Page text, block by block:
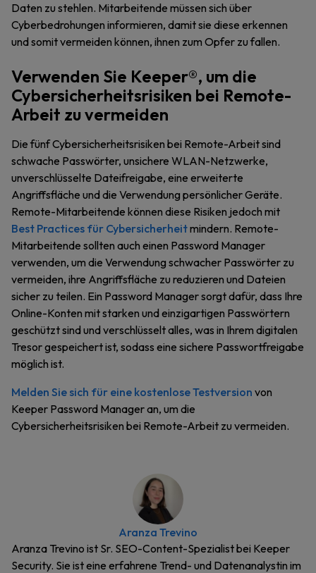
Daten zu stehlen. Mitarbeitende müssen sich über
Cyberbedrohungen informieren, damit sie diese erkennen
und somit vermeiden können, ihnen zum Opfer zu fallen.
Verwenden Sie Keeper®, um die
Cybersicherheitsrisiken bei Remote-
Arbeit zu vermeiden
Die fünf Cybersicherheitsrisiken bei Remote-Arbeit sind
schwache Passwörter, unsichere WLAN-Netzwerke,
unverschlüsselte Dateifreigabe, eine erweiterte
Angriffsfläche und die Verwendung persönlicher Geräte.
Remote-Mitarbeitende können diese Risiken jedoch mit
Best Practices für Cybersicherheitmindern. Remote-
Mitarbeitende sollten auch einen Password Manager
verwenden, um die Verwendung schwacher Passwörter zu
vermeiden, ihre Angriffsfläche zu reduzieren und Dateien
sicher zu teilen. Ein Password Manager sorgt dafür, dass Ihre
Online-Konten mit starken und einzigartigen Passwörtern
geschützt sind und verschlüsselt alles, was in Ihrem digitalen
Tresor gespeichert ist, sodass eine sichere Passwortfreigabe
möglich ist.
Melden Sie sich für eine kostenlose Testversion von
Keeper Password Manager an, um die
Cybersicherheitsrisiken bei Remote-Arbeit zu vermeiden.
Aranza Trevino
Aranza Trevino ist Sr. SEO-Content-Spezialist bei Keeper
Security. Sie ist eine erfahrene Trend- und Datenanalystin im